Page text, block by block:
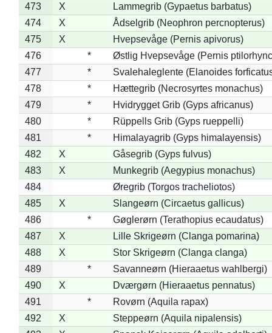
473
X
Lammegrib (Gypaetus barbatus)
474
X
Ådselgrib (Neophron percnopterus)
475
X
Hvepsevåge (Pernis apivorus)
476
*
Østlig Hvepsevåge (Pernis
477
*
Svalehaleglente (Elanoides
478
*
Hættegrib (Necrosyrtes monachus)
479
*
Hvidrygget Grib (Gyps africanus)
480
*
Rüppells Grib (Gyps rueppelli)
481
*
Himalayagrib (Gyps himalayensis)
482
X
Gåsegrib (Gyps fulvus)
483
X
Munkegrib (Aegypius monachus)
484
Øregrib (Torgos tracheliotos)
485
X
Slangeørn (Circaetus gallicus)
486
*
Gøglerørn (Terathopius ecaudatus)
487
X
Lille Skrigeørn (Clanga pomarina)
488
X
Stor Skrigeørn (Clanga clanga)
489
*
Savanneørn (Hieraaetus wahlbergi)
490
X
Dværgørn (Hieraaetus pennatus)
491
*
Rovørn (Aquila rapax)
492
X
Steppeørn (Aquila nipalensis)